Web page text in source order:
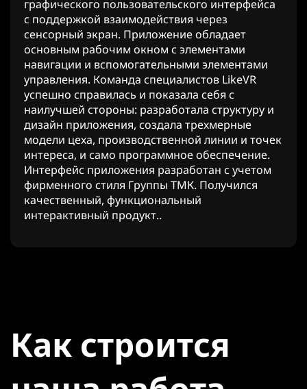
графического пользовательского интерфейса
с поддержкой взаимодействия через
сенсорный экран. Приложение обладает
основным рабочим окном с элементами
навигации и вспомогательными элементами
управления. Команда специалистов LikeVR
успешно справилась и показала себя с
наилучшей стороны: разработала структуру и
дизайн приложения, создала трехмерные
модели цеха, производственной линии и точек
интереса, и само программное обеспечение.
Интерфейс приложения разработан с учетом
фирменного стиля Группы ТМК. Получился
качественный, функциональный
интерактивный продукт..
Как строится